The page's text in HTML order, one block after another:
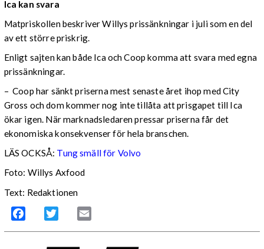
Ica kan svara
Matpriskollen beskriver Willys prissänkningar i juli som en del
av ett större priskrig.
Enligt sajten kan både Ica och Coop komma att svara med egna
prissänkningar.
– Coop har sänkt priserna mest senaste året ihop med City
Gross och dom kommer nog inte tillåta att prisgapet till Ica
ökar igen. När marknadsledaren pressar priserna får det
ekonomiska konsekvenser för hela branschen.
LÄS OCKSÅ: Tung smäll för Volvo
Foto: Willys Axfood
Text: Redaktionen
Facebook Twitter